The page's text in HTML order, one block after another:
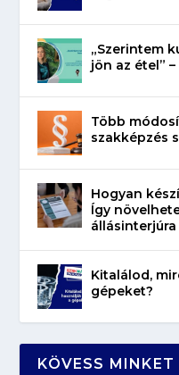
„Szerintem
jön az étel”
Több
szakképzés
Hogyan
Így
állásinterjúra
Kitalálod,
gépeket?
KÖVESS MINKET